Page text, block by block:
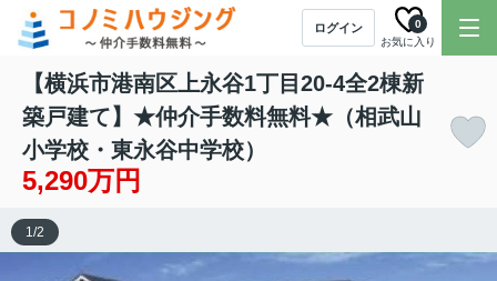
ログイン
お気に入り
0
【横浜市港南区上永谷1丁目20-4全2棟新
築戸建て】★仲介手数料無料★（相武山
小学校・東永谷中学校）
5,290万円
1/2